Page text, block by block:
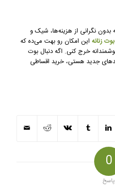
اینکه بدون نگرانی از هزینه‌ها، شیک و
بوت زنانهاین امکان رو بهت می‌ده که
خرج کنی. اگه دنبال بوت
جدید هستی، خرید اقساطی
0
پاسخ